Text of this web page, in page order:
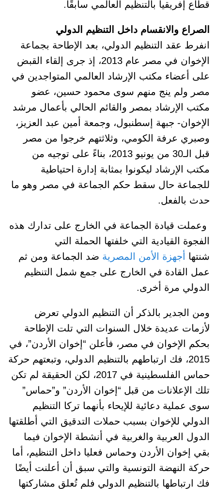
قطاع إفريقيا بالتنظيم العالمي سابقًا.
الصراع والانقسام داخل التنظيم الدولي
انفرط عقد التنظيم الدولي، بعد الإطاحة بجماعة
الإخوان في مصر عام 2013، إذ جرى إلقاء القبض
على أعضاء مكتب الإرشاد العالمي المتواجدين في
مصر ولم ينج منهم سوى محمود حسين، عضو
مكتب الإرشاد بمصر والقائم الحالي بأعمال مرشد
الإخوان- جبهة إسطنبول، وجمعة أمين عبد العزيز،
وصبري عرفة الكومي، وثلاثتهم خرجوا من مصر
قبل الـ30 من يونيو 2013، بناءً على توجيه من
مكتب الإرشاد ليكونوا بمثابة إدارة احتياطية
للجماعة حال سقط حكم الجماعة في مصر وهو ما
حدث بالفعل.
وعملت قيادة الجماعة في الخارج على تدارك هذه
الفجوة القيادية التي خلفتها الحملة التي
شنتها
أجهزة الأمن المصرية ضد الجماعة ومن ثم
عمل القادة في الخارج على جمع شمل التنظيم
الدولي مرة أخرى.
ومن الجدير بالذكر أن التنظيم الدولي تعرض
لأزمات عديدة خلال السنوات التي تلت الإطاحة
بحكم الإخوان في مصر، فأعلن “إخوان الأردن”، في
2015، فك ارتباطهم بالتنظيم الدولي، وتبعتهم حركة
حماس الفلسطينية في 2017، لكن الحقيقة لم تكن
تلك الإعلانات من قبل “إخوان الأردن” و”حماس”
سوى عملية دعائية للإيحاء بأنهما تركا التنظيم
الدولي للإخوان بسبب حملات التدقيق التي أطلقتها
الدول العربية والغربية في أنشطة الإخوان فيما
بقي إخوان الأردن وحماس فعليا داخل التنظيم، أما
حركة النهضة التونسية والتي سبق أن أعلنت أيضًا
فك ارتباطها بالتنظيم الدولي فلم تُعلق مشاركتها